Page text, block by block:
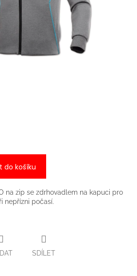
do košíku
na zip se zdrhovadlem na kapuci pro
nepřízni počasí.
SDÍLET